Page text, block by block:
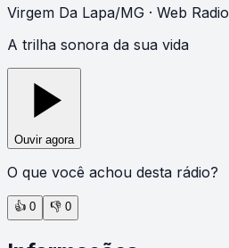
Virgem Da Lapa/MG · Web Radio
A trilha sonora da sua vida
Ouvir agora
O que você achou desta rádio?
👍 0 👎 0